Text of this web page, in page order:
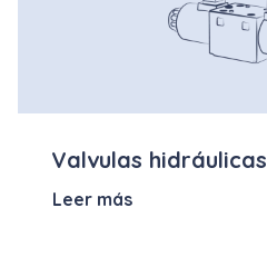
Valvulas hidráulicas
Leer más